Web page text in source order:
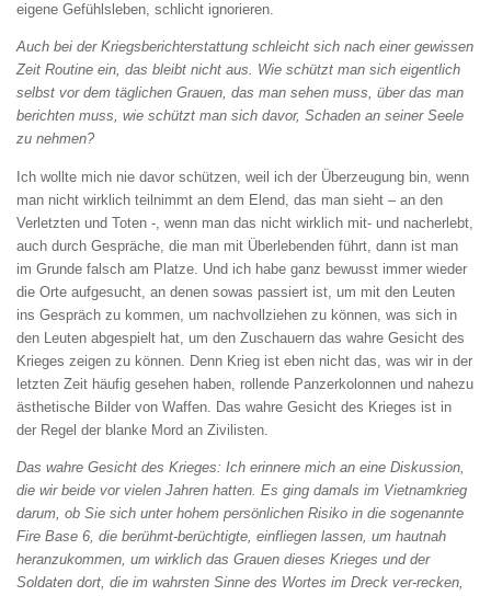
eigene Gefühlsleben, schlicht ignorieren.
Auch bei der Kriegsberichterstattung schleicht sich nach einer gewissen
Zeit Routine ein, das bleibt nicht aus. Wie schützt man sich eigentlich
selbst vor dem täglichen Grauen, das man sehen muss, über das man
berichten muss, wie schützt man sich davor, Schaden an seiner Seele
zu nehmen?
Ich wollte mich nie davor schützen, weil ich der Überzeugung bin, wenn
man nicht wirklich teilnimmt an dem Elend, das man sieht – an den
Verletzten und Toten -, wenn man das nicht wirklich mit- und nacherlebt,
auch durch Gespräche, die man mit Überlebenden führt, dann ist man
im Grunde falsch am Platze. Und ich habe ganz bewusst immer wieder
die Orte aufgesucht, an denen sowas passiert ist, um mit den Leuten
ins Gespräch zu kommen, um nachvollziehen zu können, was sich in
den Leuten abgespielt hat, um den Zuschauern das wahre Gesicht des
Krieges zeigen zu können. Denn Krieg ist eben nicht das, was wir in der
letzten Zeit häufig gesehen haben, rollende Panzerkolonnen und nahezu
ästhetische Bilder von Waffen. Das wahre Gesicht des Krieges ist in
der Regel der blanke Mord an Zivilisten.
Das wahre Gesicht des Krieges: Ich erinnere mich an eine Diskussion,
die wir beide vor vielen Jahren hatten. Es ging damals im Vietnamkrieg
darum, ob Sie sich unter hohem persönlichen Risiko in die sogenannte
Fire Base 6, die berühmt-berüchtigte, einfliegen lassen, um hautnah
heranzukommen, um wirklich das Grauen dieses Krieges und der
Soldaten dort, die im wahrsten Sinne des Wortes im Dreck ver-recken,